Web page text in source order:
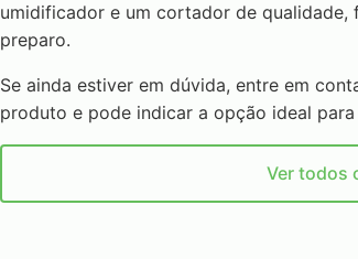
umidificador e um cortador de qualidade,
preparo.
Se ainda estiver em dúvida, entre em
produto e pode indicar a opção ideal para
Ver todos